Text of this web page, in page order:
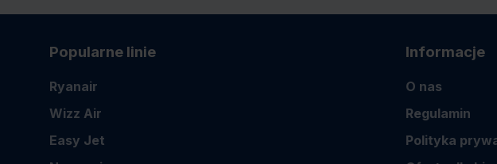
Popularne linie
Ryanair
Wizz Air
Easy Jet
Informacje
O nas
Regulamin
Polityka